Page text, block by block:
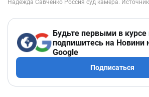
Будьте первыми в курсе
подпишитесь на Новини
Google
Подписаться